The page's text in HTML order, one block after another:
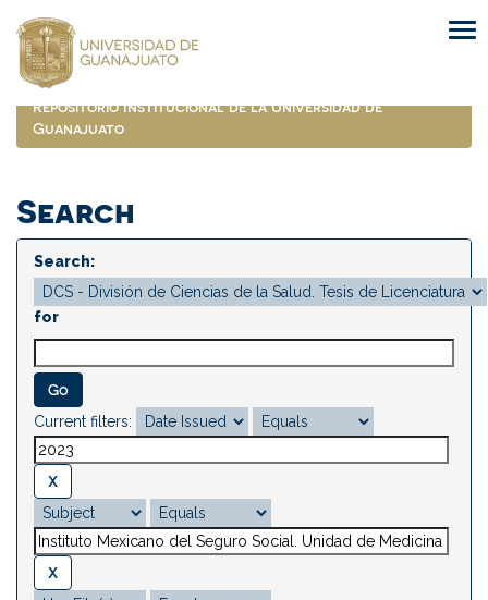
navigation
Repositorio Institucional de la Universidad de
Guanajuato
Search
Search:
for
Current filters: